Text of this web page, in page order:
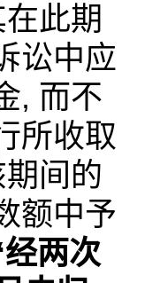
此期
讼中应
, 而不
所收取
间的
额中予
两次